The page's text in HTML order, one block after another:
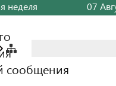
неделя 07
сообщения